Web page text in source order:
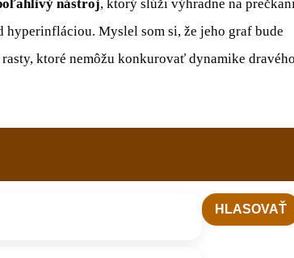
nástroj, ktorý slúži výhradne na
Myslel som si, že jeho graf bude
ktoré nemôžu konkurovať dynamike dravého